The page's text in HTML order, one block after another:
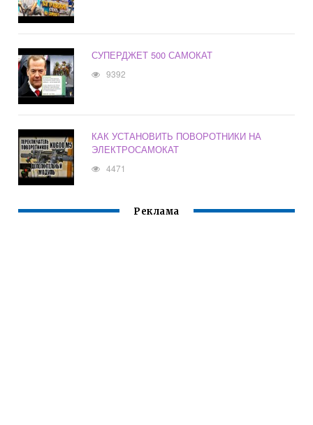
СУПЕРДЖЕТ 500 САМОКАТ
9392
КАК УСТАНОВИТЬ ПОВОРОТНИКИ НА
ЭЛЕКТРОСАМОКАТ
4471
Реклама